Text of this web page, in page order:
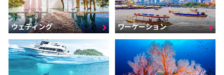
ウェディング ワーケーション